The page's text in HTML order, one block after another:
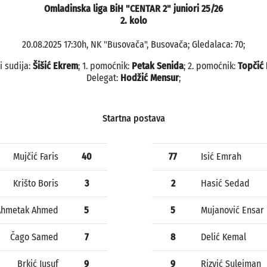
Omladinska liga BiH "CENTAR 2" juniori 25/26
2. kolo
20.08.2025 17:30h, NK "Busovača", Busovača; Gledalaca: 70;
sudija: Šišić Ekrem; 1. pomoćnik: Petak Senida; 2. pomoćnik: Topčić
Delegat: Hodžić Mensur;
Startna postava
Mujčić Faris 40
Krišto Boris 3
Ahmed 5
Čago Samed 7
Brkić Jusuf 9
77 Isić Emrah
2 Hasić Sedad
5 Mujanović Ensar
8 Delić Kemal
9 Rizvić Sulejman